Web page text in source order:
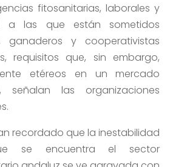
fitosanitarias, laborales y
a las que están sometidos
ganaderos y cooperativistas
requisitos que, sin embargo,
etéreos en un mercado
señalan las organizaciones
recordado que la inestabilidad
se encuentra el sector